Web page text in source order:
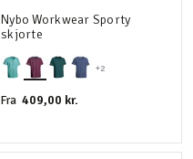
+2
Nybo Workwear Sporty
skjorte
Fra 409,00 kr.